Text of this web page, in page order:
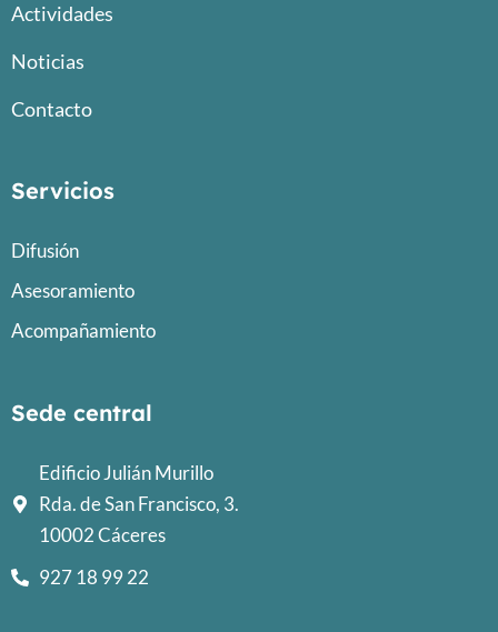
Actividades
Noticias
Contacto
Servicios
Difusión
Asesoramiento
Acompañamiento
Sede central
Edificio Julián Murillo
Rda. de San Francisco, 3.
10002 Cáceres
927 18 99 22